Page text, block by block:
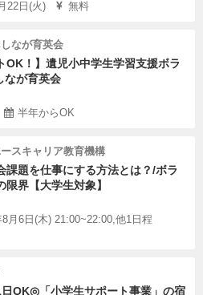
22日(火) 無料
なが育英会
OK！】遺児小中学生学習支援ボラ
なが育英会
半年からOK
スキャリア教育機構
課題を仕事にする方法とは？/ボラ
限界【大学生対象】
8月6日(木) 21:00~22:00,他1日程
日OK◎「小学生サポート事業」の宿